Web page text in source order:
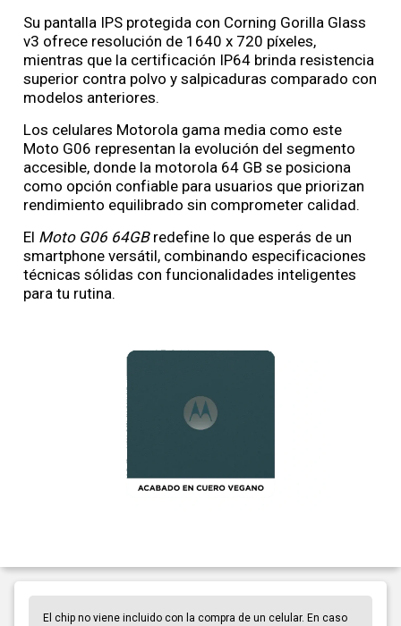
Su pantalla IPS protegida con Corning Gorilla Glass
v3 ofrece resolución de 1640 x 720 píxeles,
mientras que la certificación IP64 brinda resistencia
superior contra polvo y salpicaduras comparado con
modelos anteriores.
Los celulares Motorola gama media como este
Moto G06 representan la evolución del segmento
accesible, donde la motorola 64 GB se posiciona
como opción confiable para usuarios que priorizan
rendimiento equilibrado sin comprometer calidad.
El Moto G06 64GBredefine lo que esperás de un
smartphone versátil, combinando especificaciones
técnicas sólidas con funcionalidades inteligentes
para tu rutina.
El chip no viene incluido con la compra de un celular. En caso